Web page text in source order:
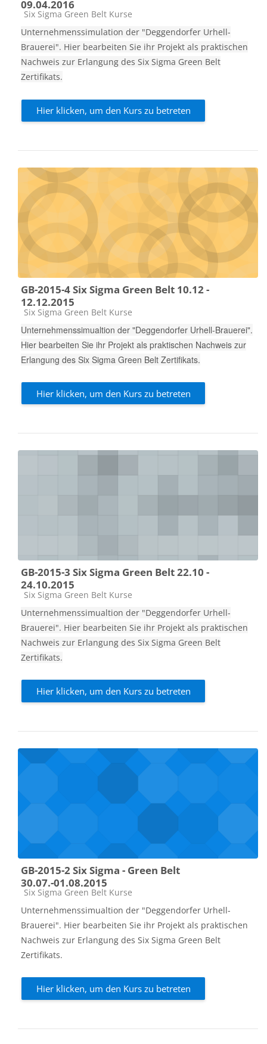
09.04.2016
Kursbereich
Six Sigma Green Belt Kurse
Unternehmenssimulation der "Deggendorfer Urhell-
Brauerei". Hier bearbeiten Sie ihr Projekt als praktischen
Nachweis zur Erlangung des Six Sigma Green Belt
Zertifikats.
Hier klicken, um den Kurs zu betreten
GB-2015-4 Six Sigma Green Belt 10.12 -
12.12.2015
Kursbereich
Six Sigma Green Belt Kurse
Unternehmenssimualtion der "Deggendorfer Urhell-Brauerei".
Hier bearbeiten Sie ihr Projekt als praktischen Nachweis zur
Erlangung des Six Sigma Green Belt Zertifikats.
Hier klicken, um den Kurs zu betreten
GB-2015-3 Six Sigma Green Belt 22.10 -
24.10.2015
Kursbereich
Six Sigma Green Belt Kurse
Unternehmenssimualtion der "Deggendorfer Urhell-
Brauerei". Hier bearbeiten Sie ihr Projekt als praktischen
Nachweis zur Erlangung des Six Sigma Green Belt
Zertifikats.
Hier klicken, um den Kurs zu betreten
GB-2015-2 Six Sigma - Green Belt
30.07.-01.08.2015
Kursbereich
Six Sigma Green Belt Kurse
Unternehmenssimualtion der "Deggendorfer Urhell-
Brauerei". Hier bearbeiten Sie ihr Projekt als praktischen
Nachweis zur Erlangung des Six Sigma Green Belt
Zertifikats.
Hier klicken, um den Kurs zu betreten